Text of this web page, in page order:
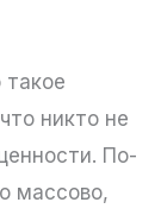
никто не
По-
массово,